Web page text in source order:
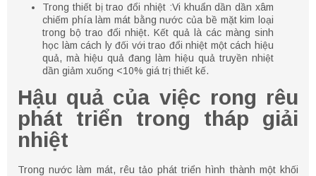
Trong thiết bị trao đổi nhiệt :Vi khuẩn dần dần xâm
chiếm phía làm mát bằng nước của bề mặt kim loại
trong bộ trao đổi nhiệt. Kết quả là các màng sinh
học làm cách ly đối với trao đổi nhiệt một cách hiệu
quả, mà hiệu quả đang làm hiệu quả truyền nhiệt
dần giảm xuống <10% giá trị thiết kế.
Hậu quả của việc rong rêu
phát triển trong tháp giải
nhiệt
Trong nước làm mát, rêu tảo phát triển hình thành một khối